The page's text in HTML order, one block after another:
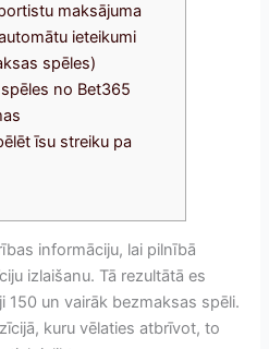
maksājuma
ieteikumi
spēles)
no Bet365
īsu streiku pa
informāciju, lai pilnībā
izlaišanu. Tā rezultātā es
150 un vairāk bezmaksas spēli.
kuru vēlaties atbrīvot, to